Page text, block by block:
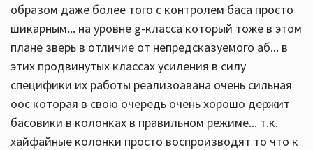
образом даже более того с контролем баса просто
шикарным... на уровне g-класса который тоже в этом
плане зверь в отличие от непредсказуемого аб... в
этих продвинутых классах усиления в силу
специфики их работы реализоавана очень сильная
оос которая в свою очередь очень хорошо держит
басовики в колонках в правильном режиме... т.к.
хайфайные колонки просто воспроизводят то что к